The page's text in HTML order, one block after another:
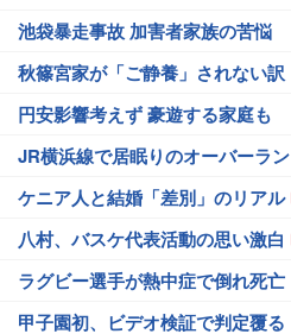
池袋暴走事故 加害者家族の苦悩
秋篠宮家が「ご静養」されない訳
円安影響考えず 豪遊する家庭も
JR横浜線で居眠りのオーバーラン
ケニア人と結婚「差別」のリアル
八村、バスケ代表活動の思い激白
ラグビー選手が熱中症で倒れ死亡
甲子園初、ビデオ検証で判定覆る